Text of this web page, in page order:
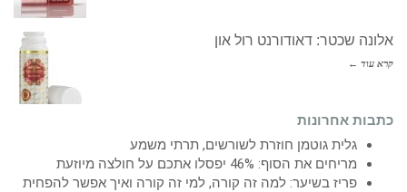
אלונה שכטר: דאודורנט רול און
קרא עוד ←
כתבות אחרונות
גלית גוטמן חוזרת לשורשים, תרתי משמע
מריחים את הסוף: 46% יפסלו אתכם על חולצה מיוזעת
פריז בשיער: למה זה קורה, למי זה קורה ואיך אפשר להפחית